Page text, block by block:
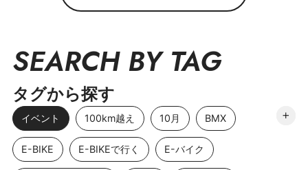
SEARCH BY TAG
タグから探す
イベント 100km越え 10月 BMX
E-BIKE E-BIKEで行く E-バイク